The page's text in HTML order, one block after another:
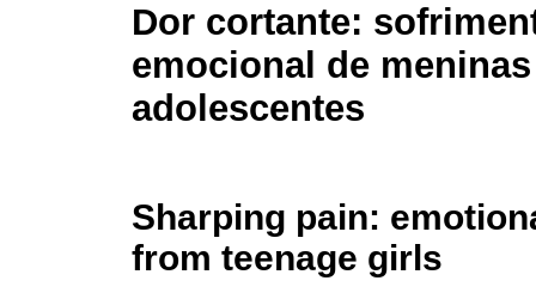
Dor cortante:
emocional de meninas
adolescentes
Sharping pain:
from teenage girls